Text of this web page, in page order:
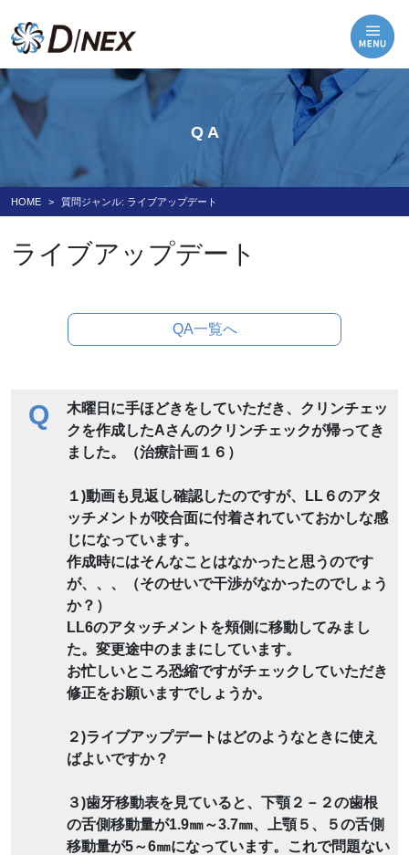
Q A
HOME 質問ジャンル: ライブアップデート
ライブアップデート
QA一覧へ
Q
木曜日に手ほどきをしていただき、クリンチェッ
クを作成したAさんのクリンチェックが帰ってき
ました。（治療計画１６）
１)動画も見返し確認したのですが、LL６のアタ
ッチメントが咬合面に付着されていておかしな感
じになっています。
作成時にはそんなことはなかったと思うのです
が、、、（そのせいで干渉がなかったのでしょう
か？）
LL6のアタッチメントを頬側に移動してみまし
た。変更途中のままにしています。
お忙しいところ恐縮ですがチェックしていただき
修正をお願いますでしょうか。
２)ライブアップデートはどのようなときに使え
ばよいですか？
３)歯牙移動表を見ていると、下顎２－２の歯根
の舌側移動量が1.9㎜～3.7㎜、上顎５、５の舌側
移動量が5～6㎜になっています。これで問題ない